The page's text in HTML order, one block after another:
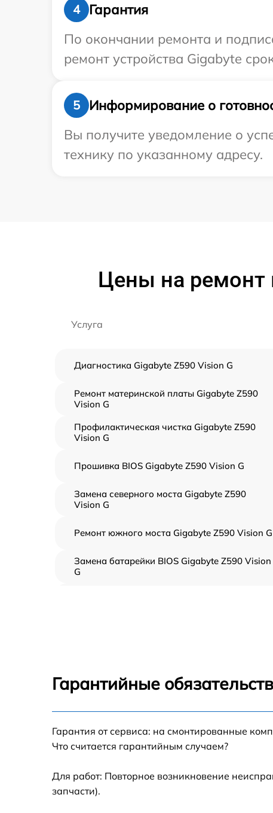
4
Гарантия
По окончании ремонта и
ремонт устройства Gigabyte
5
Информирование о
Вы получите уведомление о
технику по указанному адресу.
Цены на ремонт
Услуга
Диагностика Gigabyte Z590 Vision G
Ремонт материнской платы Gigabyte Z590
Vision G
Профилактическая чистка Gigabyte Z590
Vision G
Прошивка BIOS Gigabyte Z590 Vision G
Замена северного моста Gigabyte Z590
Vision G
Ремонт южного моста Gigabyte Z590 Vision G
Замена батарейки BIOS Gigabyte Z590 Vision
G
Гарантийные
Гарантия от сервиса: на смонтированные
Что считается гарантийным случаем?
Для работ: Повторное возникновение
запчасти).